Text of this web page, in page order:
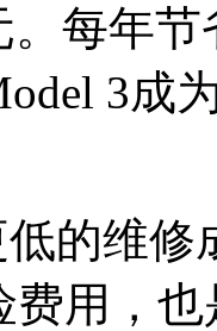
。每年
3成
的维修
费用，